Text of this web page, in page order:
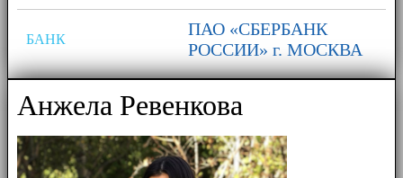
БАНК
ПАО «СБЕРБАНК
РОССИИ» г. МОСКВА
Анжела Ревенкова